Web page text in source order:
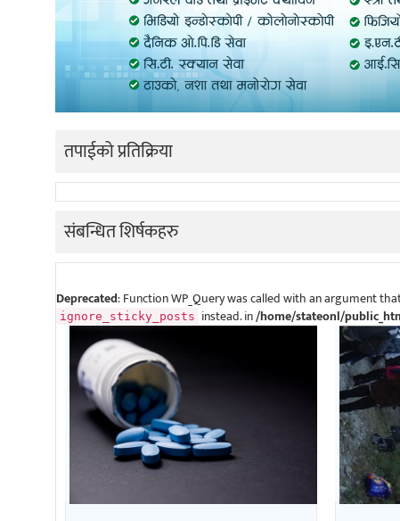
तपाईको प्रतिक्रिया
संबन्धित शिर्षकहरु
Deprecated: Function WP_Query was called with an argument
ignore_sticky_posts instead. in/home/stateonl/